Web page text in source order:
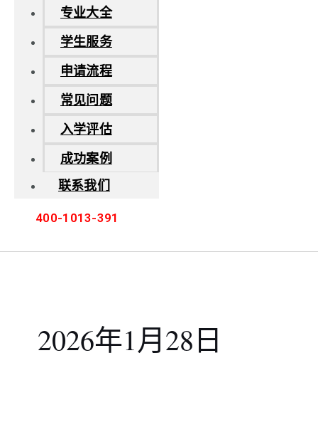
专业大全
学生服务
申请流程
常见问题
入学评估
成功案例
联系我们
400-1013-391
2026年1月28日